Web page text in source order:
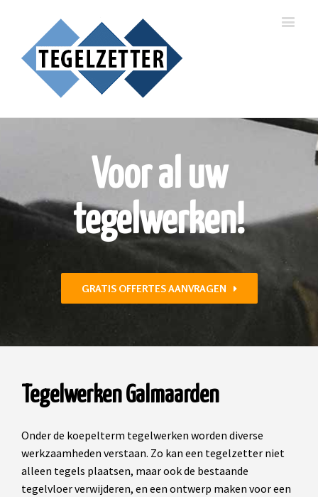
Voor al uw
tegelwerken!
GRATIS OFFERTES AANVRAGEN
Tegelwerken Galmaarden
Onder de koepelterm tegelwerken worden diverse
werkzaamheden verstaan. Zo kan een tegelzetter niet
alleen tegels plaatsen, maar ook de bestaande
tegelvloer verwijderen, en een ontwerp maken voor een